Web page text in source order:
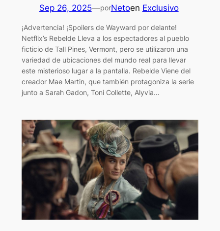
Sep 26, 2025—porNetoen Exclusivo
¡Advertencia! ¡Spoilers de Wayward por delante!
Netflix’s Rebelde Lleva a los espectadores al pueblo
ficticio de Tall Pines, Vermont, pero se utilizaron una
variedad de ubicaciones del mundo real para llevar
este misterioso lugar a la pantalla. Rebelde Viene del
creador Mae Martin, que también protagoniza la serie
junto a Sarah Gadon, Toni Collette, Alyvia…